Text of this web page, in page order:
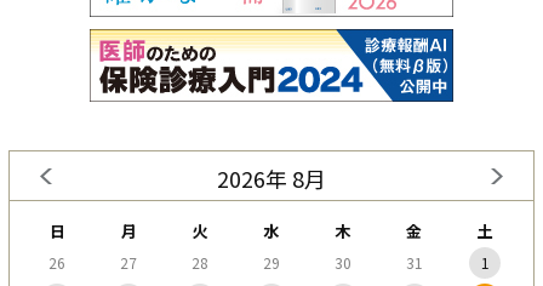
2026年 8月
日 月 火 水 木 金 土
26 27 28 29 30 31
1